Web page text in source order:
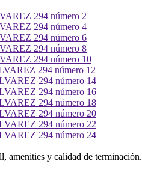
amenities y calidad de terminación.